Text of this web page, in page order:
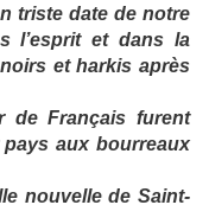
triste date de notre
l’esprit et dans la
et harkis après
de Français furent
aux bourreaux
nouvelle de Saint-